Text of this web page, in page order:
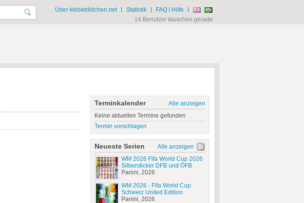
Über klebebildchen.net | Statistik | FAQ / Hilfe |
14 Benutzer tauschen gerade
Terminkalender
Alle anzeigen
Keine aktuellen Termine gefunden
Termin vorschlagen
Neueste Serien
Alle anzeigen
WM 2026 Fifa World Cup 2026
Silbersticker DFB und ÖFB
Panini, 2026
WM 2026 - Fifa World Cup
Schweiz United Edition
Panini, 2026